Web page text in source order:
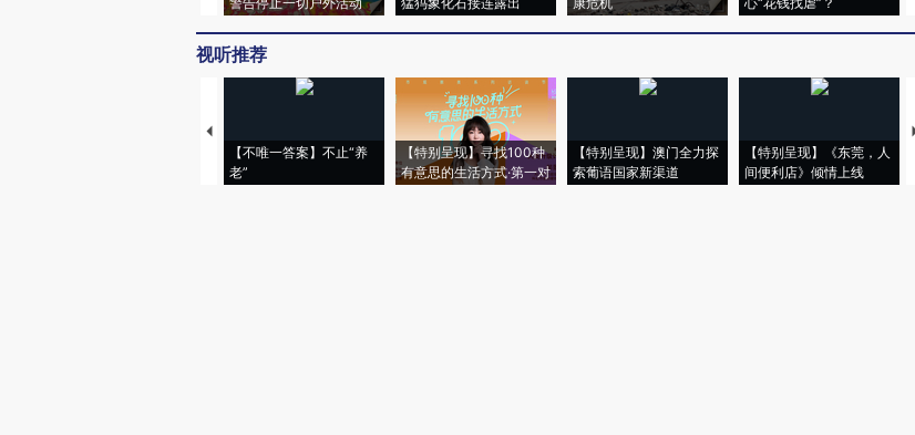
视听推荐
【不唯一答案】不止“养
老”
【特别呈现】寻找100种
有意思的生活方式·第一对
【特别呈现】澳门全力探
索葡语国家新渠道
【特别呈现】《东莞，人
间便利店》倾情上线